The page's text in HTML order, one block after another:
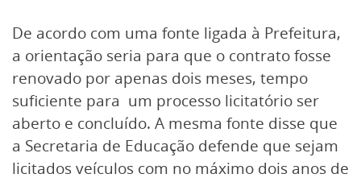
De acordo com uma fonte ligada à Prefeitura,
a orientação seria para que o contrato fosse
renovado por apenas dois meses, tempo
suficiente para um processo licitatório ser
aberto e concluído. A mesma fonte disse que
a Secretaria de Educação defende que sejam
licitados veículos com no máximo dois anos de